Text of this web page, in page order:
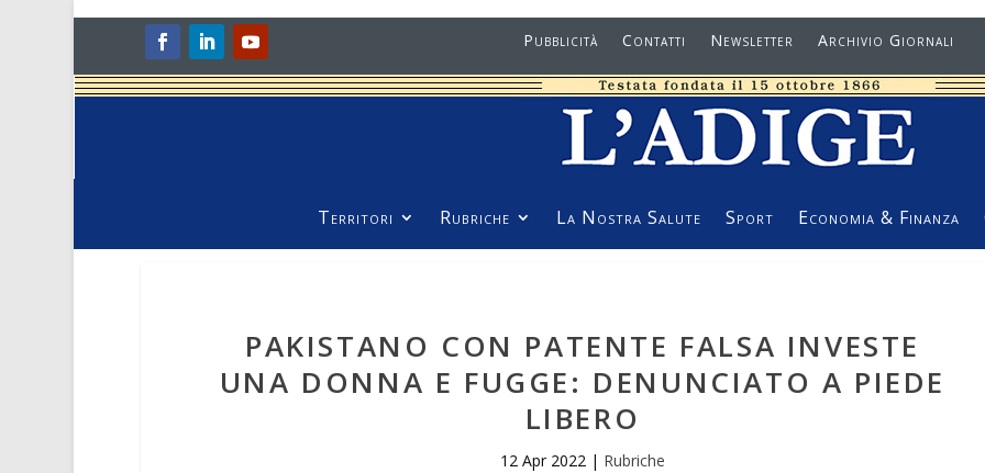
Pubblicità Contatti Newsletter Archivio Giornali
Territori Rubriche La Nostra Salute Sport Economia & Finanza
PAKISTANO CON PATENTE FALSA INVESTE
UNA DONNA E FUGGE: DENUNCIATO A PIEDE
LIBERO
12 Apr 2022| Rubriche